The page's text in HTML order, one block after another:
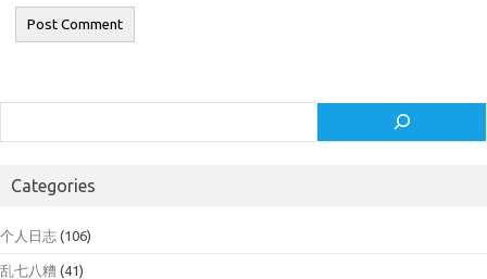
Categories
个人日志 (106)
乱七八糟 (41)